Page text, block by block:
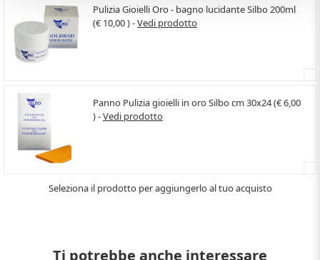
Pulizia Gioielli Oro - bagno lucidante Silbo 200ml
(€ 10,00 ) -Vedi prodotto
Panno Pulizia gioielli in oro Silbo cm 30x24 (€ 6,00
) -Vedi prodotto
Seleziona il prodotto per aggiungerlo al tuo acquisto
Ti potrebbe anche interessare